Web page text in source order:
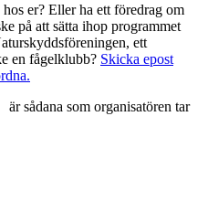
er? Eller ha ett föredrag om
på att sätta ihop programmet
ett
en fågelklubb? Skicka epost
är sådana som organisatören tar